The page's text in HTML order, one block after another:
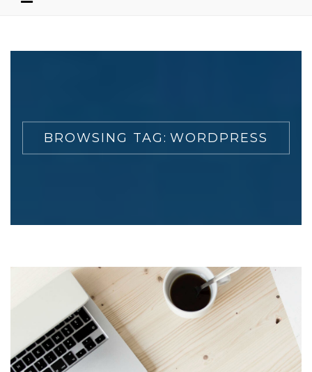
BROWSING TAG: WORDPRESS